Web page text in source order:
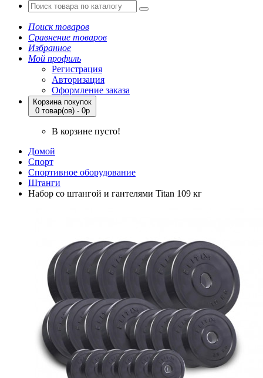
Поиск товаров
Сравнение товаров
Избранное
Мой профиль
Регистрация
Авторизация
Оформление заказа
Корзина покупок
0 товар(ов) - 0р
В корзине пусто!
Домой
Спорт
Спортивное оборудование
Штанги
Набор со штангой и гантелями Titan 109 кг